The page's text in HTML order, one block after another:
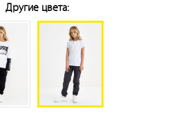
Другие цвета: